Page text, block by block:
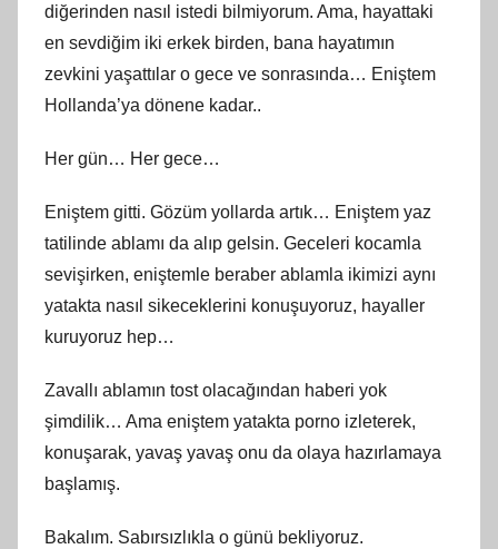
diğerinden nasıl istedi bilmiyorum. Ama, hayattaki
en sevdiğim iki erkek birden, bana hayatımın
zevkini yaşattılar o gece ve sonrasında… Eniştem
Hollanda’ya dönene kadar..
Her gün… Her gece…
Eniştem gitti. Gözüm yollarda artık… Eniştem yaz
tatilinde ablamı da alıp gelsin. Geceleri kocamla
sevişirken, eniştemle beraber ablamla ikimizi aynı
yatakta nasıl sikeceklerini konuşuyoruz, hayaller
kuruyoruz hep…
Zavallı ablamın tost olacağından haberi yok
şimdilik… Ama eniştem yatakta porno izleterek,
konuşarak, yavaş yavaş onu da olaya hazırlamaya
başlamış.
Bakalım. Sabırsızlıkla o günü bekliyoruz.